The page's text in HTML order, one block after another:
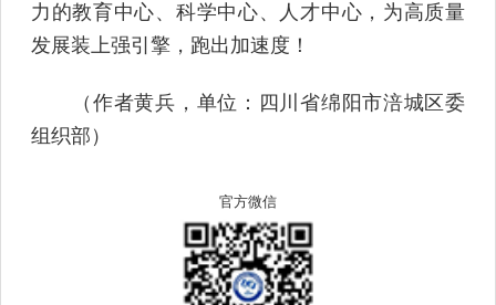
力的教育中心、科学中心、人才中心，为高质量
发展装上强引擎，跑出加速度！
（作者黄兵，单位：四川省绵阳市涪城区委
组织部）
官方微信